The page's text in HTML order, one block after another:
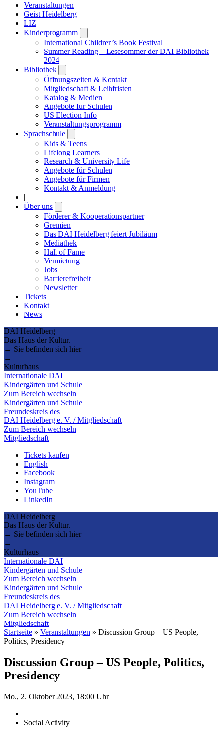
Veranstaltungen
Geist Heidelberg
LIZ
Kinderprogramm
submenu
International Children’s Book Festival
Summer Reading – Lesesommer der DAI Bibliothek
2024
Bibliothek
submenu
Öffnungszeiten & Kontakt
Mitgliedschaft & Leihfristen
Katalog & Medien
Angebote für Schulen
US Election Info
Veranstaltungsprogramm
Sprachschule
submenu
Kids & Teens
Lifelong Learners
Research & University Life
Angebote für Schulen
Angebote für Firmen
Kontakt & Anmeldung
|
Über uns
submenu
Förderer & Kooperationspartner
Gremien
Das DAI Heidelberg feiert Jubiläum
Mediathek
Hall of Fame
Vermietung
Jobs
Barrierefreiheit
Newsletter
Tickets
Kontakt
News
DAI Heidelberg.
Das Haus der Kultur.
→ Sie befinden sich hier
→
Kulturhaus
Internationale DAI
Kindergärten und Schule
Zum Bereich wechseln
Kindergärten und Schule
Freundeskreis des
DAI Heidelberg e. V. / Mitgliedschaft
Zum Bereich wechseln
Mitgliedschaft
Tickets kaufen
English
Facebook
Instagram
YouTube
LinkedIn
DAI Heidelberg.
Das Haus der Kultur.
→ Sie befinden sich hier
→
Kulturhaus
Internationale DAI
Kindergärten und Schule
Zum Bereich wechseln
Kindergärten und Schule
Freundeskreis des
DAI Heidelberg e. V. / Mitgliedschaft
Zum Bereich wechseln
Mitgliedschaft
Startseite » Veranstaltungen » Discussion Group – US People,
Politics, Presidency
Discussion Group – US People, Politics,
Presidency
Mo., 2. Oktober 2023, 18:00 Uhr
Social Activity